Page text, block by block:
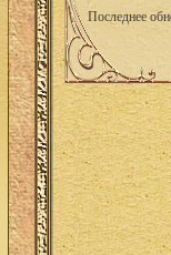
Последнее